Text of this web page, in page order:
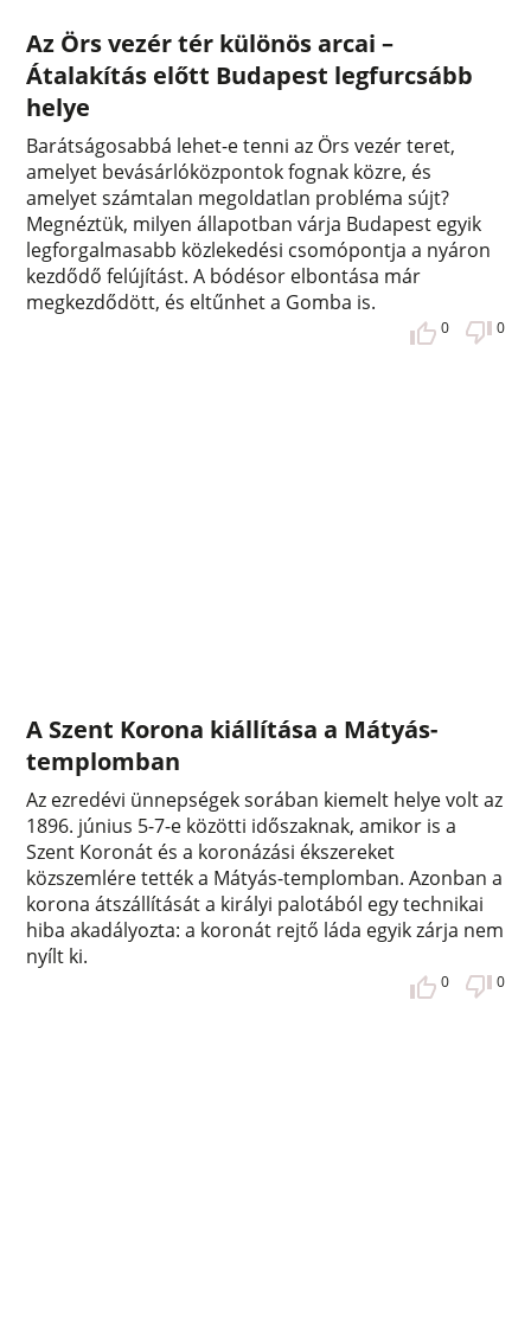
Az Örs vezér tér különös arcai –
Átalakítás előtt Budapest legfurcsább
helye
Barátságosabbá lehet-e tenni az Örs vezér teret,
amelyet bevásárlóközpontok fognak közre, és
amelyet számtalan megoldatlan probléma sújt?
Megnéztük, milyen állapotban várja Budapest egyik
legforgalmasabb közlekedési csomópontja a nyáron
kezdődő felújítást. A bódésor elbontása már
megkezdődött, és eltűnhet a Gomba is.
0 0
A Szent Korona kiállítása a Mátyás-
templomban
Az ezredévi ünnepségek sorában kiemelt helye volt az
1896. június 5-7-e közötti időszaknak, amikor is a
Szent Koronát és a koronázási ékszereket
közszemlére tették a Mátyás-templomban. Azonban a
korona átszállítását a királyi palotából egy technikai
hiba akadályozta: a koronát rejtő láda egyik zárja nem
nyílt ki.
0 0